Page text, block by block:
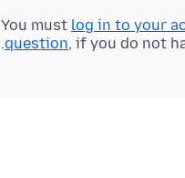
You must log in to your
question, if you do not